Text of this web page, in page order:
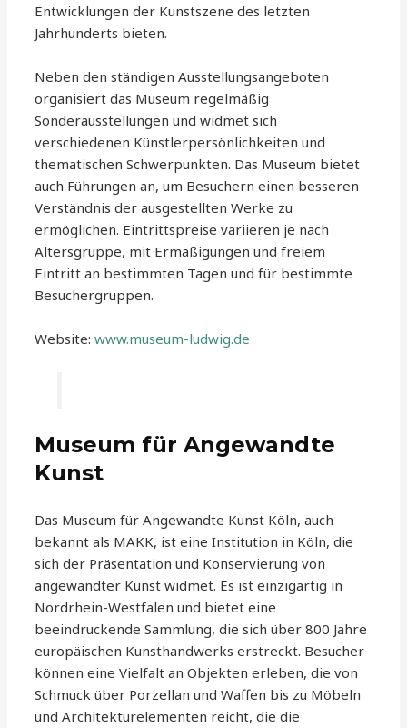
Entwicklungen der Kunstszene des letzten
Jahrhunderts bieten.
Neben den ständigen Ausstellungsangeboten
organisiert das Museum regelmäßig
Sonderausstellungen und widmet sich
verschiedenen Künstlerpersönlichkeiten und
thematischen Schwerpunkten. Das Museum bietet
auch Führungen an, um Besuchern einen besseren
Verständnis der ausgestellten Werke zu
ermöglichen. Eintrittspreise variieren je nach
Altersgruppe, mit Ermäßigungen und freiem
Eintritt an bestimmten Tagen und für bestimmte
Besuchergruppen.
Website:www.museum-ludwig.de
Museum für Angewandte
Kunst
Das Museum für Angewandte Kunst Köln, auch
bekannt als MAKK, ist eine Institution in Köln, die
sich der Präsentation und Konservierung von
angewandter Kunst widmet. Es ist einzigartig in
Nordrhein-Westfalen und bietet eine
beeindruckende Sammlung, die sich über 800 Jahre
europäischen Kunsthandwerks erstreckt. Besucher
können eine Vielfalt an Objekten erleben, die von
Schmuck über Porzellan und Waffen bis zu Möbeln
und Architekturelementen reicht, die die